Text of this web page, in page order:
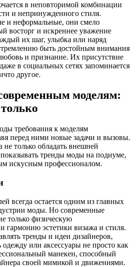
в неповторимой комбинации
и непринужденного стиля.
и неформальные, они смело
восторг и искреннее уважение
их шаг, улыбка или наряд
быть достойным внимания
и признание. Их присутствие
в социальных сетях запоминается
другое.
моделям:
требования к моделям
перед ними новые задачи и вызовы.
только обладать внешней
тренды моды на подиуме,
искусным профессионалом.
всегда остается одним из главных
моды. Но современные
только физическую
гармонию эстетики визажа и стиля.
тренды и идеи дизайнеров,
одежду или аксессуары не просто как
манекен, способный
своей мимикой и движениями.